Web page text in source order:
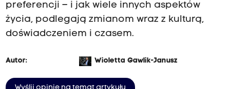
preferencji – i jak wiele innych aspektów
życia, podlegają zmianom wraz z kulturą,
doświadczeniem i czasem.
Autor: Wioletta Gawlik-Janusz